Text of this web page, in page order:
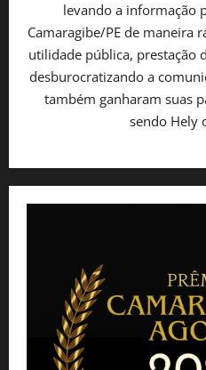
levando a informação
Camaragibe/PE de maneira
utilidade pública, prestação
desburocratizando a
também ganharam suas
sendo Hely